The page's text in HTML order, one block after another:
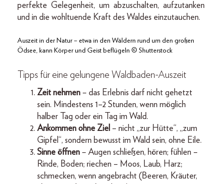
perfekte Gelegenheit, um abzuschalten, aufzutanken
und in die wohltuende Kraft des Waldes einzutauchen.
Auszeit in der Natur – etwa in den Wäldern rund um den großen
Ödsee, kann Körper und Geist beflügeln © Shutterstock
Tipps für eine gelungene Waldbaden-Auszeit
Zeit nehmen – das Erlebnis darf nicht gehetzt
sein. Mindestens 1–2 Stunden, wenn möglich
halber Tag oder ein Tag im Wald.
Ankommen ohne Ziel – nicht „zur Hütte“, „zum
Gipfel“, sondern bewusst im Wald sein, ohne Eile.
Sinne öffnen – Augen schließen, hören; fühlen –
Rinde, Boden; riechen – Moos, Laub, Harz;
schmecken, wenn angebracht (Beeren, Kräuter,